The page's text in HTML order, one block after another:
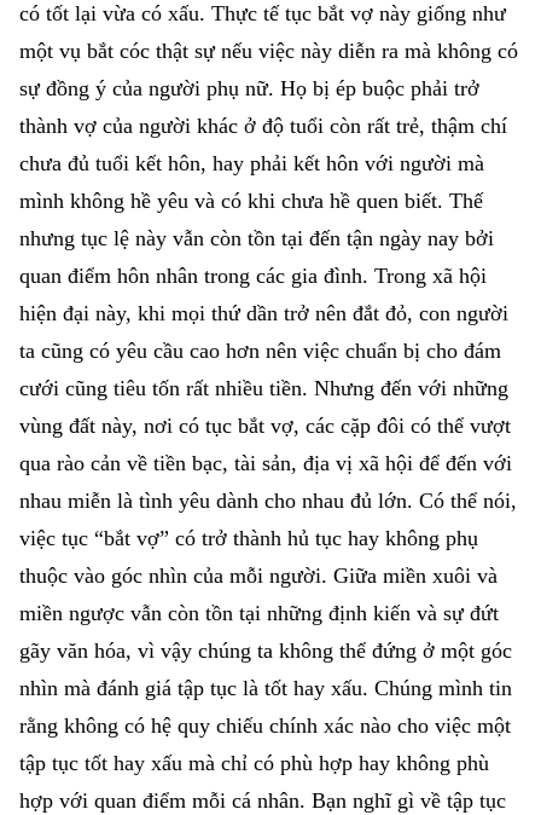
có tốt lại vừa có xấu. Thực tế tục bắt vợ này giống như
một vụ bắt cóc thật sự nếu việc này diễn ra mà không có
sự đồng ý của người phụ nữ. Họ bị ép buộc phải trở
thành vợ của người khác ở độ tuổi còn rất trẻ, thậm chí
chưa đủ tuổi kết hôn, hay phải kết hôn với người mà
mình không hề yêu và có khi chưa hề quen biết. Thế
nhưng tục lệ này vẫn còn tồn tại đến tận ngày nay bởi
quan điểm hôn nhân trong các gia đình. Trong xã hội
hiện đại này, khi mọi thứ dần trở nên đắt đỏ, con người
ta cũng có yêu cầu cao hơn nên việc chuẩn bị cho đám
cưới cũng tiêu tốn rất nhiều tiền. Nhưng đến với những
vùng đất này, nơi có tục bắt vợ, các cặp đôi có thể vượt
qua rào cản về tiền bạc, tài sản, địa vị xã hội để đến với
nhau miễn là tình yêu dành cho nhau đủ lớn. Có thể nói,
việc tục “bắt vợ” có trở thành hủ tục hay không phụ
thuộc vào góc nhìn của mỗi người. Giữa miền xuôi và
miền ngược vẫn còn tồn tại những định kiến và sự đứt
gãy văn hóa, vì vậy chúng ta không thể đứng ở một góc
nhìn mà đánh giá tập tục là tốt hay xấu. Chúng mình tin
rằng không có hệ quy chiếu chính xác nào cho việc một
tập tục tốt hay xấu mà chỉ có phù hợp hay không phù
hợp với quan điểm mỗi cá nhân. Bạn nghĩ gì về tập tục